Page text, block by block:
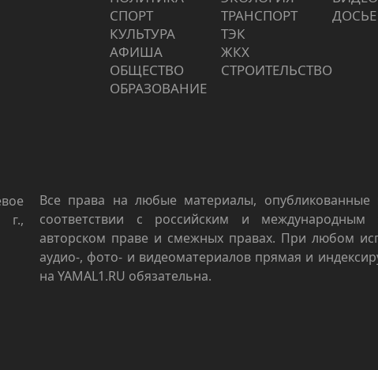
СПОРТ
КУЛЬТУРА
АФИША
ОБЩЕСТВО
ОБРАЗОВАНИЕ
ТРАНСПОРТ
ТЭК
ЖКХ
СТРОИТЕЛЬСТВО
ДОСЬЕ
г.,
Все права на любые материалы,
соответствии с российским и международным
авторском праве и смежных правах. При любом
аудио-, фото- и видеоматериалов прямая и
на YAMAL1.RU обязательна.